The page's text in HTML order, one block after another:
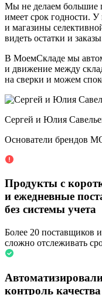
Мы не делаем большие
имеет срок годности.
и магазины
видеть остатки и
В МоемСкладе мы
и движение между
на сверки и можем
Сергей и Юлия
Основатели брендов
Продукты с
и ежедневные
без системы учета
Более 20 поставщиков
сложно отслеживать
контроль